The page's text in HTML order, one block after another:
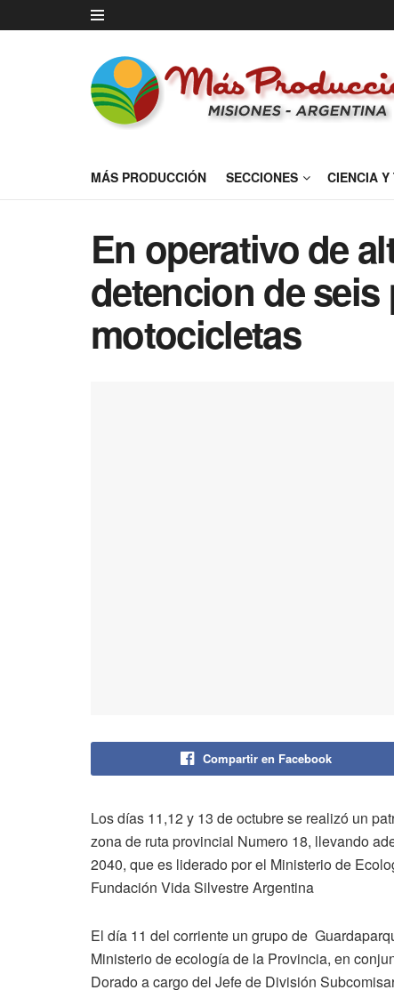
MÁS PRODUCCIÓN SECCIONES CIENCIA
En operativo de
detencion de
motocicletas
Compartir en Facebook
Los días 11,12 y 13 de octubre se realizó un
zona de ruta provincial Numero 18, llevando
2040, que es liderado por el Ministerio de
Fundación Vida Silvestre Argentina
El día 11 del corriente un grupo de
Ministerio de ecología de la Provincia, en
Dorado a cargo del Jefe de División